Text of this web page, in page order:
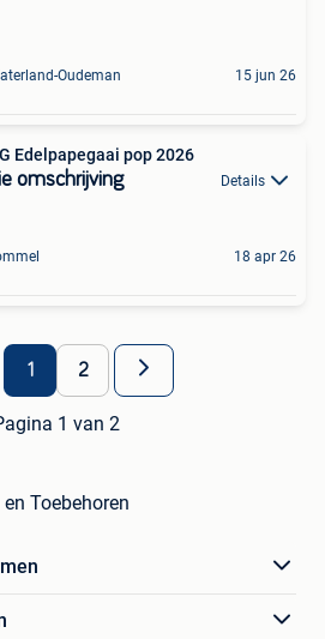
Oudeman 15 jun 26
Edelpapegaai pop 2026
omschrijving Details
18 apr 26
1 2
1 van 2
Toebehoren